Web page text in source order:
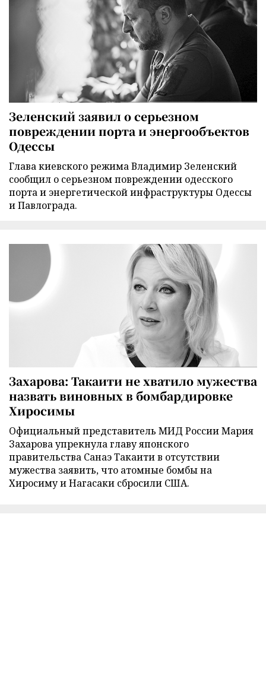
Зеленский заявил о серьезном
повреждении порта и энергообъектов
Одессы
Глава киевского режима Владимир Зеленский
сообщил о серьезном повреждении одесского
порта и энергетической инфраструктуры Одессы
и Павлограда.
Захарова: Такаити не хватило мужества
назвать виновных в бомбардировке
Хиросимы
Официальный представитель МИД России Мария
Захарова упрекнула главу японского
правительства Санаэ Такаити в отсутствии
мужества заявить, что атомные бомбы на
Хиросиму и Нагасаки сбросили США.